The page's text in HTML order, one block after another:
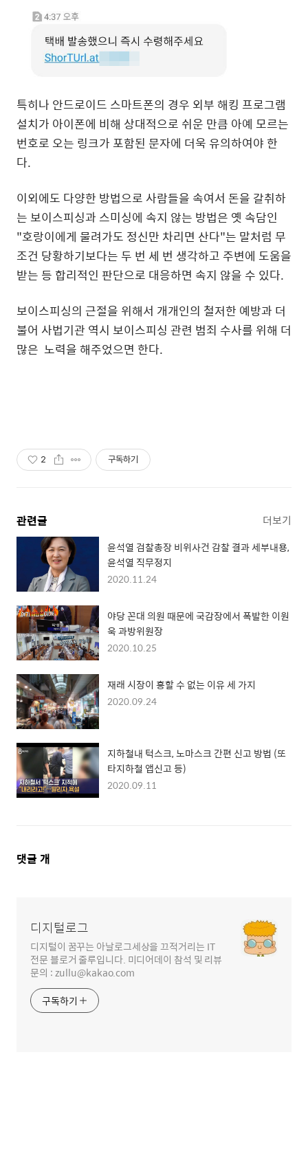
특히나 안드로이드 스마트폰의 경우 외부 해킹 프로그램
설치가 아이폰에 비해 상대적으로 쉬운 만큼 아예 모르는
번호로 오는 링크가 포함된 문자에 더욱 유의하여야 한
다.
이외에도 다양한 방법으로 사람들을 속여서 돈을 갈취하
는 보이스피싱과 스미싱에 속지 않는 방법은 옛 속담인
"호랑이에게 물려가도 정신만 차리면 산다"는 말처럼 무
조건 당황하기보다는 두 번 세 번 생각하고 주변에 도움을
받는 등 합리적인 판단으로 대응하면 속지 않을 수 있다.
보이스피싱의 근절을 위해서 개개인의 철저한 예방과 더
불어 사법기관 역시 보이스피싱 관련 범죄 수사를 위해 더
많은 노력을 해주었으면 한다.
2 구독하기
관련글 더보기
윤석열 검찰총장 비위사건 감찰 결과 세부내용,
윤석열 직무정지
2020.11.24
야당 꼰대 의원 때문에 국감장에서 폭발한 이원
욱 과방위원장
2020.10.25
재래 시장이 흥할 수 없는 이유 세 가지
2020.09.24
지하철내 턱스크, 노마스크 간편 신고 방법 (또
타지하철 앱신고 등)
2020.09.11
댓
댓글 개
디지털로그
디지털이 꿈꾸는 아날로그세상을 끄적거리는 IT
전문 블로거 줄루입니다. 미디어데이 참석 및 리뷰
문의 : zullu@kakao.com
구독하기